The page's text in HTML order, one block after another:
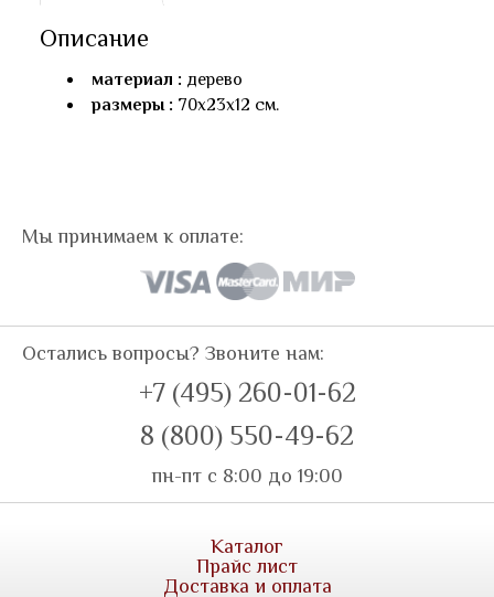
Описание
материал : дерево
размеры : 70х23х12 см.
Мы принимаем к оплате:
Остались вопросы? Звоните нам:
+7 (495) 260-01-62
8 (800) 550-49-62
пн-пт с 8:00 до 19:00
Каталог
Прайс лист
Доставка и оплата